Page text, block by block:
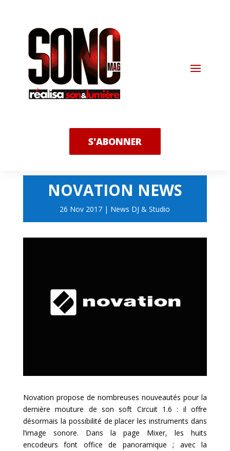
S'ABONNER
NOVATION NEWS
26 Nov 2017 | News DJ & Studio
Novation propose de nombreuses nouveautés pour la
dernière mouture de son soft Circuit 1.6 : il offre
désormais la possibilité de placer les instruments dans
l’image sonore. Dans la page Mixer, les huits
encodeurs font office de panoramique ; avec la